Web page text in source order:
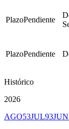
Pendiente
Pendiente
Histórico
2026
AGO53JUL93JUN